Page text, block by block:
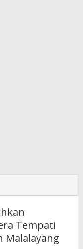
Tempati
Malalayang